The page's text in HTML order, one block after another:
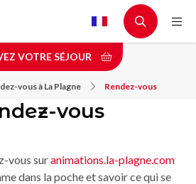
VOTRE SÉJOUR
vous à La Plagne Rendez-vous
vous
vous suranimations.la-plagne.com
dans la poche et savoir ce qui se